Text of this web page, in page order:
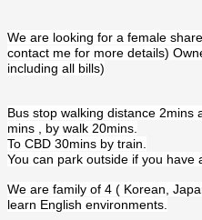
We are looking for a female
contact me for more details)
including all bills)
Bus stop walking distance 2mins
mins , by walk 20mins.
To CBD 30mins by train.
You can park outside if you have
We are family of 4 ( Korean,
learn English environments.